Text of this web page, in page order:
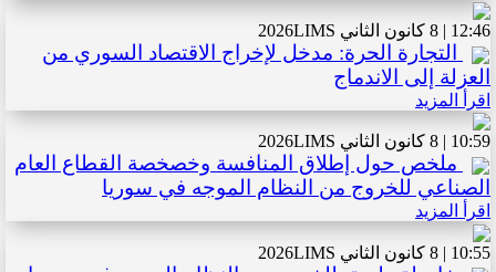
12:46 | 8 كانون الثاني 2026 LIMS
التجارة الحرة: مدخل لإخراج الاقتصاد السوري من
العزلة إلى الاندماج
اقرأ المزيد
10:59 | 8 كانون الثاني 2026 LIMS
ملخص حول إطلاق المنافسة وخصخصة القطاع العام
الصناعي للخروج من النظام الموجه في سوريا
اقرأ المزيد
10:55 | 8 كانون الثاني 2026 LIMS